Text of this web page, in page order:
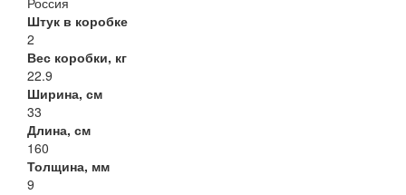
Штук в коробке
2
Вес коробки, кг
22.9
Ширина, см
33
Длина, см
160
Толщина, мм
9